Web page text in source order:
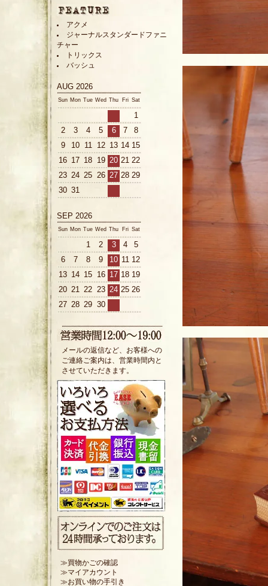
アクメ
ジャーナルスタンダードファニ
チャー
トリックス
バッシュ
AUG 2026
Sun Mon Tue Wed Thu Fri Sat
1
2
3 4 5 6 7
8
9
10 11 12 13 14 15
16 17 18 19 20 21 22
23 24 25 26 27 28 29
30 31
SEP 2026
Sun Mon Tue Wed Thu Fri Sat
1 2 3 4
5
6
7 8 9 10 11 12
13 14 15 16 17 18 19
20 21 22 23 24 25 26
27 28 29 30
メールの返信など、お客様への
ご連絡ご案内は、営業時間内と
させていただきます。
≫買物かごの確認
≫マイアカウント
≫お買い物の手引き